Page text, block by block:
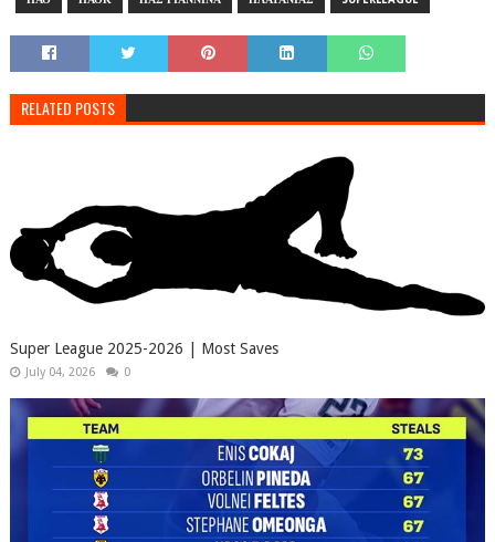
RELATED POSTS
Super League 2025-2026 | Most Saves
July 04, 2026 0